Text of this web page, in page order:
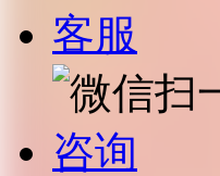
客服
咨询